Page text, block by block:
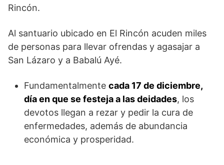
Rincón.
Al santuario ubicado en El Rincón acuden miles
de personas para llevar ofrendas y agasajar a
San Lázaro y a Babalú Ayé.
Fundamentalmente cada 17 de diciembre,
día en que se festeja a las deidades, los
devotos llegan a rezar y pedir la cura de
enfermedades, además de abundancia
económica y prosperidad.